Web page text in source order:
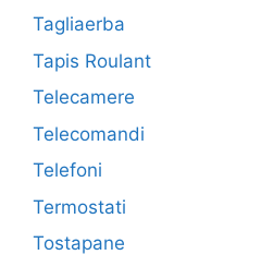
Tagliaerba
Tapis Roulant
Telecamere
Telecomandi
Telefoni
Termostati
Tostapane